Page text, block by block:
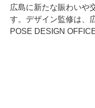
広島に新たな賑わいや
す。デザイン監修は、
POSE DESIGN OFFICE